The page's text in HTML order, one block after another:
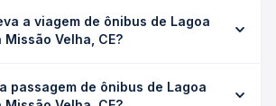
a viagem de ônibus de Lagoa
Missão Velha, CE?
média 5h 23min, podendo variar
passagem de ônibus de Lagoa